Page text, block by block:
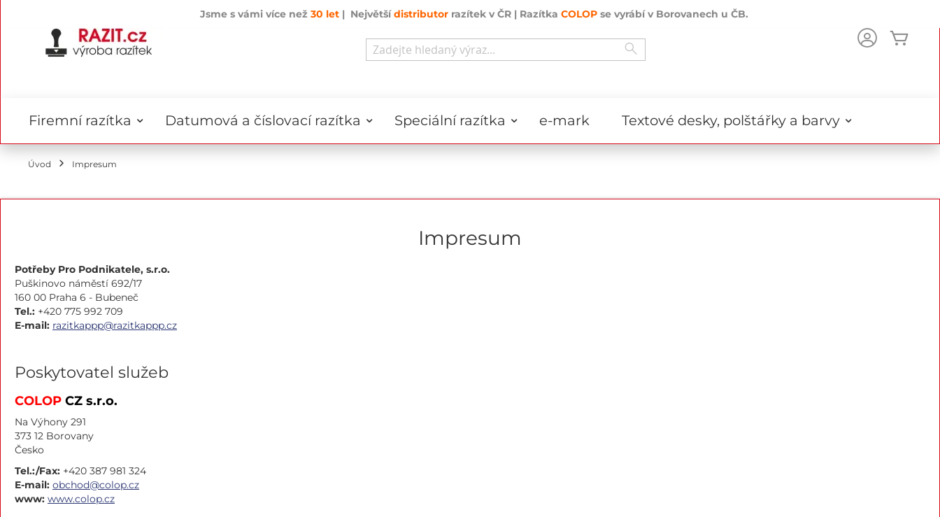
Jsme s vámi více než 30 let | Největšídistributor razítek v ČR | Razítka COLOP se vyrábí v Borovanech u ČB.
Firemní razítka Datumová a číslovací razítka Speciální razítka e-mark Textové desky, polštářky a barvy
Úvod Impresum
Impresum
Potřeby Pro Podnikatele, s.r.o.
Puškinovo náměstí 692/17
160 00 Praha 6 - Bubeneč
Tel.: +420 775 992 709
E-mail: razitkappp@razitkappp.cz
Poskytovatel služeb
COLOP CZ s.r.o.
Na Výhony 291
373 12 Borovany
Česko
Tel.:/Fax: +420 387 981 324
E-mail: obchod@colop.cz
www: www.colop.cz